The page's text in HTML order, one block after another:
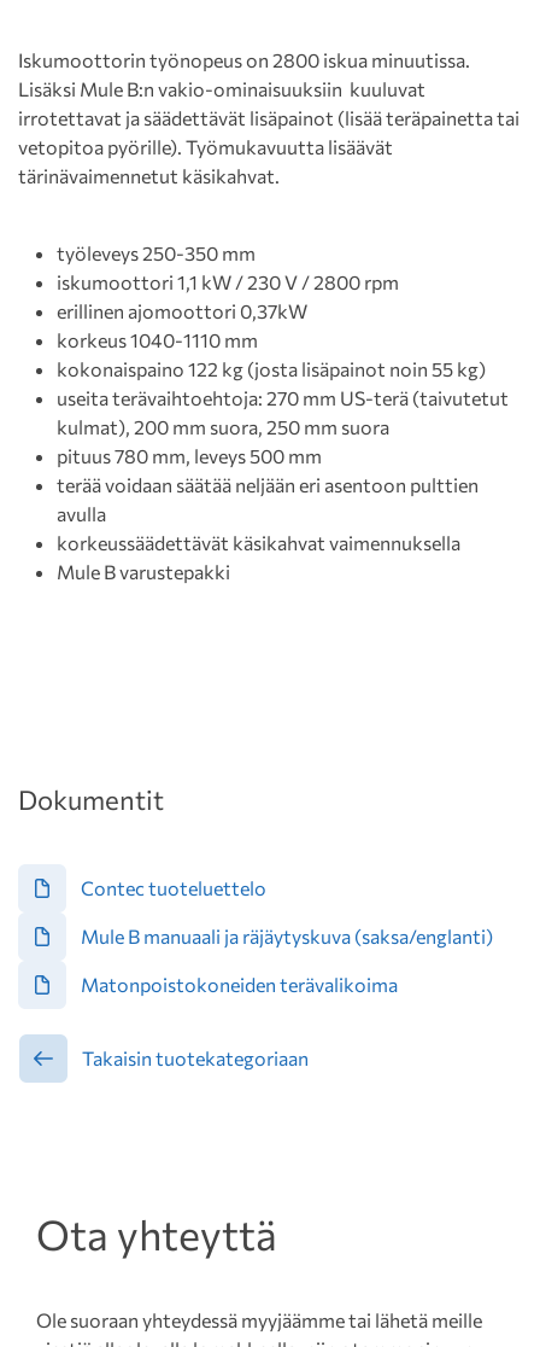
Iskumoottorin työnopeus on 2800 iskua minuutissa.
Lisäksi Mule B:n vakio-ominaisuuksiin kuuluvat
irrotettavat ja säädettävät lisäpainot (lisää teräpainetta tai
vetopitoa pyörille). Työmukavuutta lisäävät
tärinävaimennetut käsikahvat.
työleveys 250-350 mm
iskumoottori 1,1 kW / 230 V / 2800 rpm
erillinen ajomoottori 0,37kW
korkeus 1040-1110 mm
kokonaispaino 122 kg (josta lisäpainot noin 55 kg)
useita terävaihtoehtoja: 270 mm US-terä (taivutetut
kulmat), 200 mm suora, 250 mm suora
pituus 780 mm, leveys 500 mm
terää voidaan säätää neljään eri asentoon pulttien
avulla
korkeussäädettävät käsikahvat vaimennuksella
Mule B varustepakki
Dokumentit
Contec tuoteluettelo
Mule B manuaali ja räjäytyskuva (saksa/englanti)
Matonpoistokoneiden terävalikoima
Takaisin tuotekategoriaan
Ota yhteyttä
Ole suoraan yhteydessä myyjäämme tai lähetä meille